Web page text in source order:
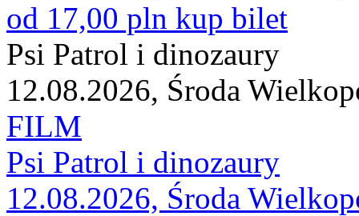
od 17,00 pln kup bilet
Psi Patrol i dinozaury
12.08.2026, Środa
FILM
Psi Patrol i dinozaury
12.08.2026, Środa